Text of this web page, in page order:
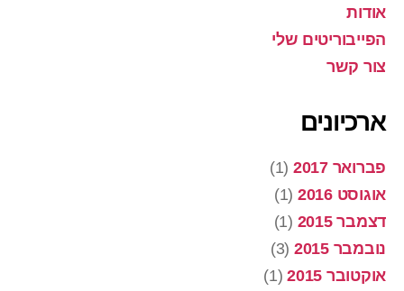
אודות
הפייבוריטים שלי
צור קשר
ארכיונים
פברואר 2017
(1)
אוגוסט 2016
(1)
דצמבר 2015
(1)
נובמבר 2015
(3)
אוקטובר 2015
(1)